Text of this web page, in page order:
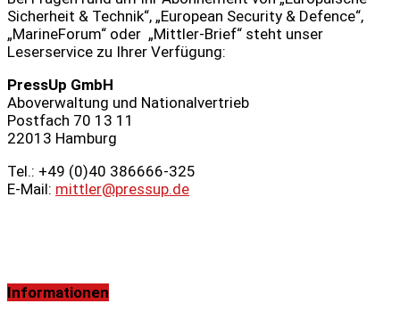
Sicherheit & Technik“, „European Security & Defence“,
„MarineForum“ oder „Mittler-Brief“ steht unser
Leserservice zu Ihrer Verfügung:
PressUp GmbH
Aboverwaltung und Nationalvertrieb
Postfach 70 13 11
22013 Hamburg
Tel.: +49 (0)40 386666‑325
E-Mail: mittler@pressup.de
Informationen